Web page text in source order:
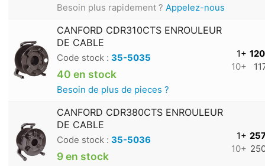
Besoin plus rapidement ? Appelez-nous
CANFORD CDR310CTS ENROULEUR
DE CABLE
Code stock : 35-5035
40 en stock
Besoin de plus de pieces ?
1+
10+
CANFORD CDR380CTS ENROULEUR
DE CABLE
Code stock : 35-5036
9 en stock
1+
10+